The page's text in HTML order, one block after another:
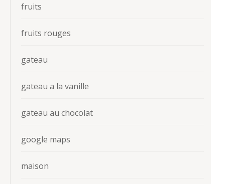
fruits
fruits rouges
gateau
gateau a la vanille
gateau au chocolat
google maps
maison